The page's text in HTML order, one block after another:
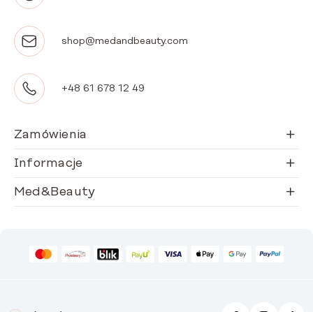
shop@medandbeauty.com
+48 61 678 12 49
Zamówienia
Informacje
Med&Beauty